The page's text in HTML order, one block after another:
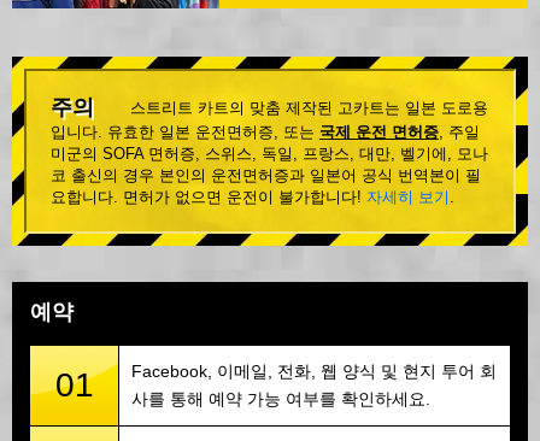
주의
스트리트 카트의 맞춤 제작된 고카트는 일본 도로용
입니다. 유효한 일본 운전면허증, 또는 국제 운전 면허증, 주일
미군의 SOFA 면허증, 스위스, 독일, 프랑스, 대만, 벨기에, 모나
코 출신의 경우 본인의 운전면허증과 일본어 공식 번역본이 필
요합니다. 면허가 없으면 운전이 불가합니다! 자세히 보기 .
예약
01
Facebook, 이메일, 전화, 웹 양식 및 현지 투어 회
사를 통해 예약 가능 여부를 확인하세요.